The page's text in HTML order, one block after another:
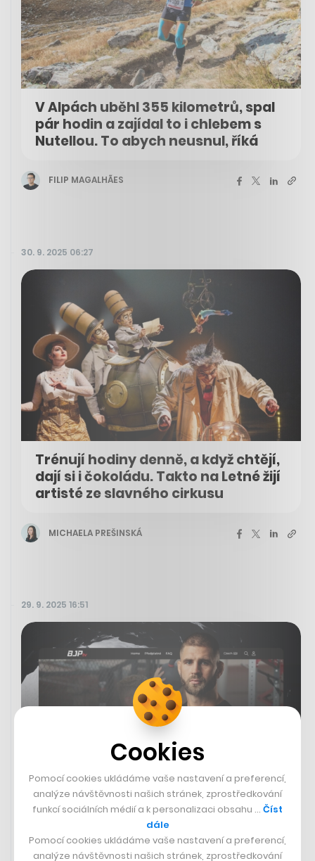
V Alpách uběhl 355 kilometrů, spal
pár hodin a zajídal to i chlebem s
Nutellou. To abych neusnul, říká
FILIP MAGALHÃES
30. 9. 2025 06:27
Trénují hodiny denně, a když chtějí,
dají si i čokoládu. Takto na Letné žijí
artisté ze slavného cirkusu
MICHAELA PREŠINSKÁ
29. 9. 2025 16:51
Jiří Procházka rozšiřuje svůj byznys
o streamovací službu. Za dvě
stovky uvidíte, jak na sobě dře
Cookies
Pomocí cookies ukládáme vaše nastavení a preferencí,
analýze návštěvnosti našich stránek, zprostředkování
funkcí sociálních médií a k personalizaci obsahu … Číst
dále
Pomocí cookies ukládáme vaše nastavení a preferencí,
analýze návštěvnosti našich stránek, zprostředkování